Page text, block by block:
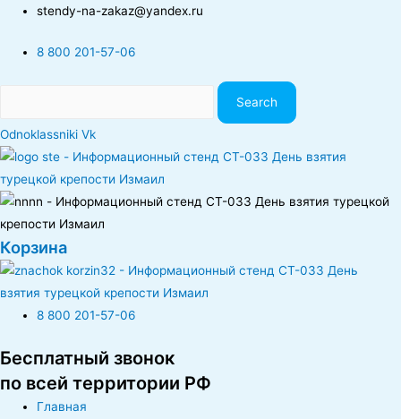
stendy-na-zakaz@yandex.ru
8 800 201-57-06
Search
Odnoklassniki Vk
Корзина
8 800 201-57-06
Бесплатный звонок
по всей территории РФ
Главная